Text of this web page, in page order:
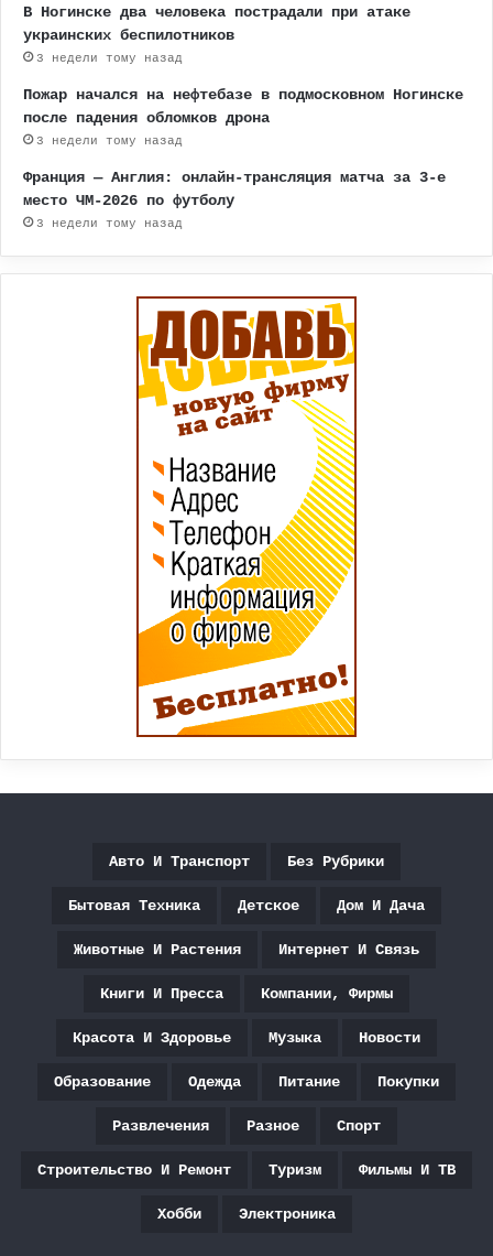
В Ногинске два человека пострадали при атаке
украинских беспилотников
3 недели тому назад
Пожар начался на нефтебазе в подмосковном Ногинске
после падения обломков дрона
3 недели тому назад
Франция — Англия: онлайн-трансляция матча за 3-е
место ЧМ-2026 по футболу
3 недели тому назад
Авто И Транспорт Без Рубрики
Бытовая Техника Детское Дом И Дача
Животные И Растения Интернет И Связь
Книги И Пресса Компании, Фирмы
Красота И Здоровье Музыка Новости
Образование Одежда Питание Покупки
Развлечения Разное Спорт
Строительство И Ремонт Туризм Фильмы И ТВ
Хобби Электроника